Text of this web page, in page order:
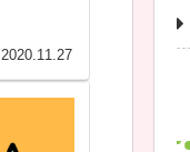
2020.11.27